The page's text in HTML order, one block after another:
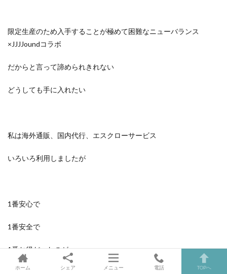
限定生産のため入手することが極めて困難なニューバランス
×JJJJoundコラボ
だからと言って諦められきれない
どうしても手に入れたい
私は海外通販、国内代行、エスクローサービス
いろいろ利用しましたが
1番安心で
1番安全で
1番お得だったのが
ホーム シェア メニュー 電話 TOPへ